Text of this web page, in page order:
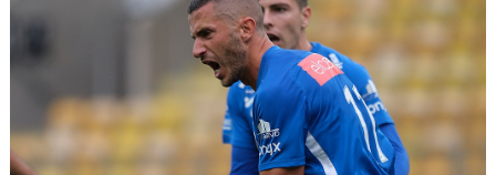
TRUPPEN
DOKUMENT